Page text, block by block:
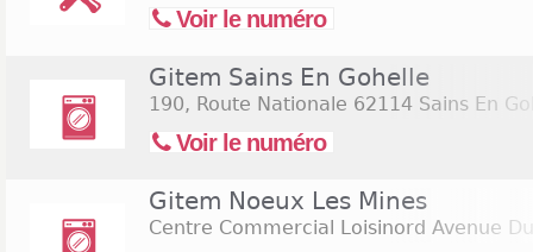
Voir le numéro
Gitem Sains En Gohelle
190, Route Nationale 62114 Sains En
Voir le numéro
Gitem Noeux Les Mines
Centre Commercial Loisinord Avenue